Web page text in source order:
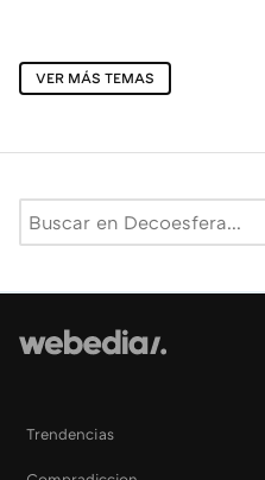
VER MÁS TEMAS
Trendencias